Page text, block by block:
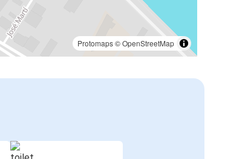
Protomaps©OpenStreetMap